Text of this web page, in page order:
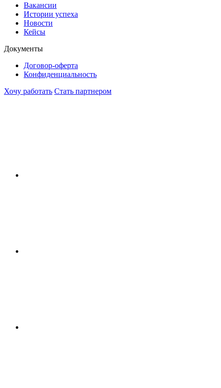
Вакансии
Истории успеха
Новости
Кейсы
Документы
Договор-оферта
Конфиденциальность
Хочу работать Стать партнером